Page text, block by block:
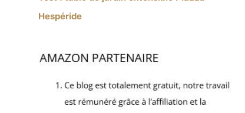
Hespéride